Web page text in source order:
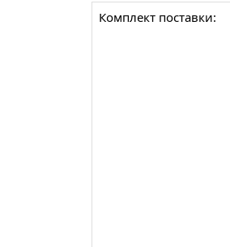
Комплект поставки: